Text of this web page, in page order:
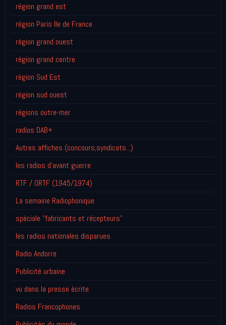
région grand est
région Paris Ile de France
région grand ouest
région grand centre
région Sud Est
région sud ouest
régions outre-mer
radios DAB+
Autres affiches (concours,syndicats...)
les radios d'avant guerre
RTF / ORTF (1945/1974)
La semaine Radiophonique
spéciale "fabricants et récepteurs"
les radios nationales disparues
Radio Andorre
Publicité urbaine
vu dans la presse écrite
Radios Francophones